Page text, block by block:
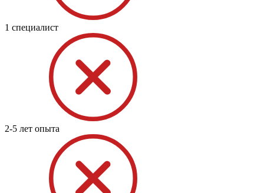
1 специалист
2-5 лет опыта